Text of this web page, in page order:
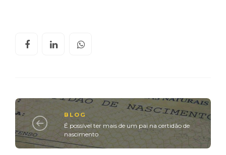
BLOG
É possível ter mais de um pai na certidão de
nascimento